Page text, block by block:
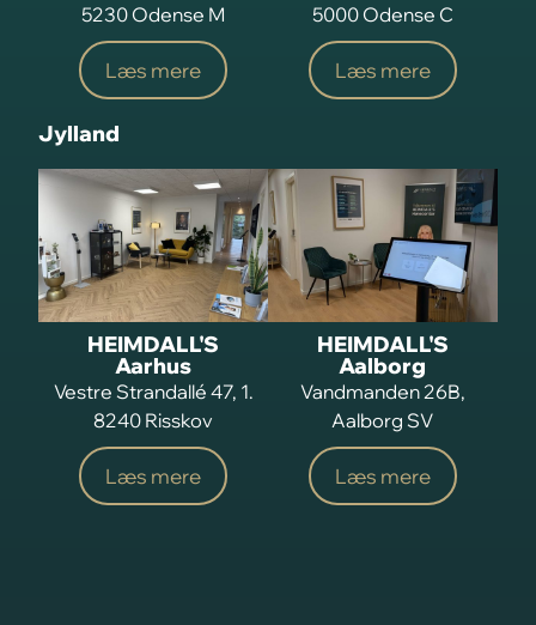
5230 Odense M
Læs mere
5000 Odense C
Læs mere
Jylland
HEIMDALL'S
Aarhus
Vestre Strandallé 47, 1.
8240 Risskov
Læs mere
HEIMDALL'S
Aalborg
Vandmanden 26B,
Aalborg SV
Læs mere